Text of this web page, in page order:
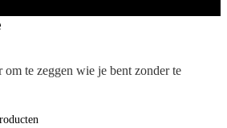
om te zeggen wie je bent zonder te